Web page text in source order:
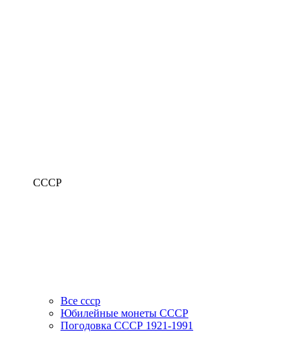
СССР
Все ссср
Юбилейные монеты СССР
Погодовка СССР 1921-1991